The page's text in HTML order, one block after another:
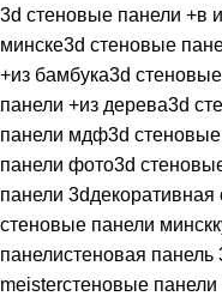
3d стеновые панели +в
минске3d стеновые
+из бамбука3d
панели +из дерева3d
панели мдф3d
панели фото3d
панели 3dдекоративная
стеновые панели минск
панелистеновая панель
meisterстеновые панели